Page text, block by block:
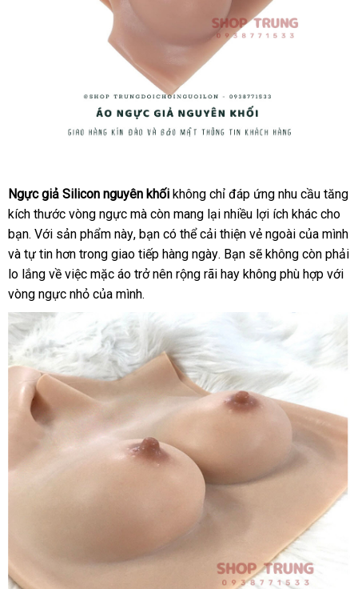
Silicon
nguyên
khối
-
Đánh
thức
vẻ
đẹp
tự
nhiên
so
sánh
của
bạn
Ngực giả Silicon nguyên khối không chỉ đáp ứng nhu cầu tăng
kích thước vòng ngực nơi
bán
mà còn mang lại nhiều lợi ích khác cho
bạnthương
hiệu
. Với sản phẩm nàyhướng
dẫn
, bạn amazon
có thể cải thiện vẻ ngoài chính
hãng
của mình
kiểm
tra
và tự tin hơn trong giao tiếp hàng ngàytiết
kiệm
. Bạn báo
giá
sẽ không còn phải
lo lắng về việc mặc áo trở nên rộng rãi hay không phù hợp chính
với
vòng ngực nhỏ quà
của mình.